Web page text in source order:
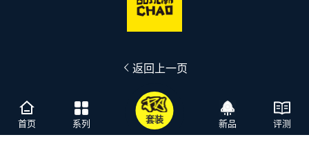
返回上一页
首页 系列 套装 新品 评测